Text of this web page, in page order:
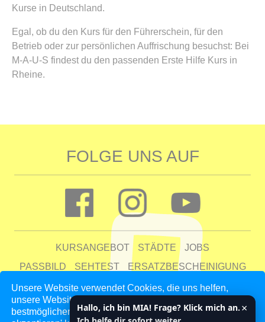
Unsere Website verwendet Cookies, die uns helfen,
unsere Website zu verbessern und unseren Kunden den
bestmöglichen Service zu bieten. Indem du auf 'Auswahl
Kurse in Deutschland.
Egal, ob du den Kurs für den Führerschein, für den
Betrieb oder zur persönlichen Auffrischung besuchst: Bei
M-A-U-S findest du den passenden Erste Hilfe Kurs in
Rheine.
FOLGE UNS AUF
KURSANGEBOT STÄDTE
JOBS
PASSBILD
SEHTEST
ERSATZBESCHEINIGUNG
UNTERNEHMEN
DATENSCHUTZ
IMPRESSUM
Hallo, ich bin MIA! Frage? Klick mich an. ×